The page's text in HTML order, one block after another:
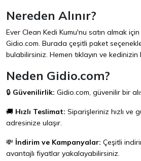
Nereden Alınır?
Ever Clean Kedi Kumu'nu satın almak
Gidio.com. Burada çeşitli paket
bulabilirsiniz. Hemen tıklayın ve kedinizin
Neden Gidio.com?
🔒 Güvenilirlik: Gidio.com, güvenilir bir
🚚 Hızlı Teslimat: Siparişleriniz hızlı ve
adresinize ulaşır.
💸 İndirim ve Kampanyalar: Çeşitli
avantajlı fiyatlar yakalayabilirsiniz.